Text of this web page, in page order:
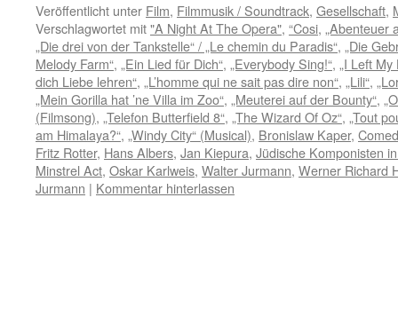
Veröffentlicht unter Film, Filmmusik / Soundtrack, Gesellschaft,
Verschlagwortet mit"A Night At The Opera", “Cosi, „Abenteuer
„Die drei von der Tankstelle“ / „Le chemin du Paradis“, „Die
Melody Farm“, „Ein Lied für Dich“, „Everybody Sing!“, „I Left
dich Liebe lehren“, „L’homme qui ne sait pas dire non“, „Lili“,
„Mein Gorilla hat ’ne Villa im Zoo“, „Meuterei auf der Bounty“,
(Filmsong), „Telefon Butterfield 8“, „The Wizard Of Oz“, „Tout
am Himalaya?“, „Windy City“ (Musical), Bronislaw Kaper,
Fritz Rotter, Hans Albers, Jan Kiepura, Jüdische Komponisten
Minstrel Act, Oskar Karlweis, Walter Jurmann, Werner Richard
Jurmann | Kommentar hinterlassen